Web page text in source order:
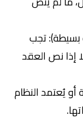
تجب
إذا نص العقد
يُعتمد النظام